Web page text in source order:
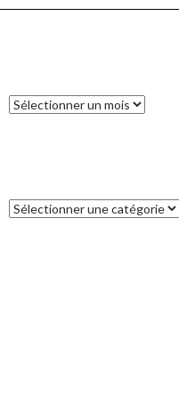
Archives
Catégories